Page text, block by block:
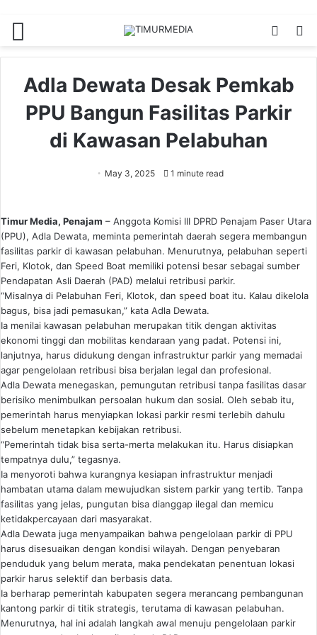
Switch
Adla Dewata Desak Pemkab
PPU Bangun Fasilitas Parkir
di Kawasan Pelabuhan
May 3, 2025 1 minute read
Timur Media, Penajam – Anggota Komisi III DPRD Penajam Paser Utara
(PPU), Adla Dewata, meminta pemerintah daerah segera membangun
fasilitas parkir di kawasan pelabuhan. Menurutnya, pelabuhan seperti
Feri, Klotok, dan Speed Boat memiliki potensi besar sebagai sumber
Pendapatan Asli Daerah (PAD) melalui retribusi parkir.
“Misalnya di Pelabuhan Feri, Klotok, dan speed boat itu. Kalau dikelola
bagus, bisa jadi pemasukan,” kata Adla Dewata.
Ia menilai kawasan pelabuhan merupakan titik dengan aktivitas
ekonomi tinggi dan mobilitas kendaraan yang padat. Potensi ini,
lanjutnya, harus didukung dengan infrastruktur parkir yang memadai
agar pengelolaan retribusi bisa berjalan legal dan profesional.
Adla Dewata menegaskan, pemungutan retribusi tanpa fasilitas dasar
berisiko menimbulkan persoalan hukum dan sosial. Oleh sebab itu,
pemerintah harus menyiapkan lokasi parkir resmi terlebih dahulu
sebelum menetapkan kebijakan retribusi.
“Pemerintah tidak bisa serta-merta melakukan itu. Harus disiapkan
tempatnya dulu,” tegasnya.
Ia menyoroti bahwa kurangnya kesiapan infrastruktur menjadi
hambatan utama dalam mewujudkan sistem parkir yang tertib. Tanpa
fasilitas yang jelas, pungutan bisa dianggap ilegal dan memicu
ketidakpercayaan dari masyarakat.
Adla Dewata juga menyampaikan bahwa pengelolaan parkir di PPU
harus disesuaikan dengan kondisi wilayah. Dengan penyebaran
penduduk yang belum merata, maka pendekatan penentuan lokasi
parkir harus selektif dan berbasis data.
Ia berharap pemerintah kabupaten segera merancang pembangunan
kantong parkir di titik strategis, terutama di kawasan pelabuhan.
Menurutnya, hal ini adalah langkah awal menuju pengelolaan parkir